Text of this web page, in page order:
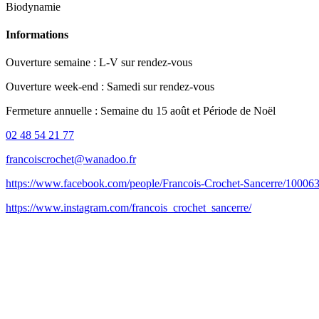
Biodynamie
Informations
Ouverture semaine : L-V sur rendez-vous
Ouverture week-end : Samedi sur rendez-vous
Fermeture annuelle : Semaine du 15 août et Période de Noël
02 48 54 21 77
francoiscrochet@wanadoo.fr
https://www.facebook.com/people/Francois-Crochet-Sancerre/
https://www.instagram.com/francois_crochet_sancerre/